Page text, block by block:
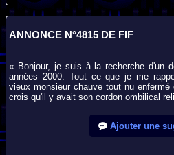
ANNONCE N°4815 DE FIF
« Bonjour, je suis à la recherche d'un
années 2000. Tout ce que je me
vieux monsieur chauve tout nu
crois qu'il y avait son cordon ombilical
Ajouter une